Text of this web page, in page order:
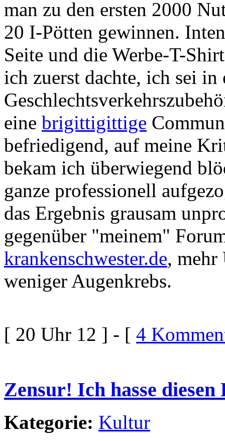
man zu den ersten 2000
20 I-Pötten gewinnen.
Seite und die Werbe-T-
ich zuerst dachte, ich sei
eine brigittigittige
befriedigend, auf meine
bekam ich überwiegend
ganze professionell
das Ergebnis grausam
gegenüber "meinem"
krankenschwester.de, mehr
weniger Augenkrebs.
[ 20 Uhr 12 ] - [ 4
Zensur! Ich hasse
Kategorie: Kultur